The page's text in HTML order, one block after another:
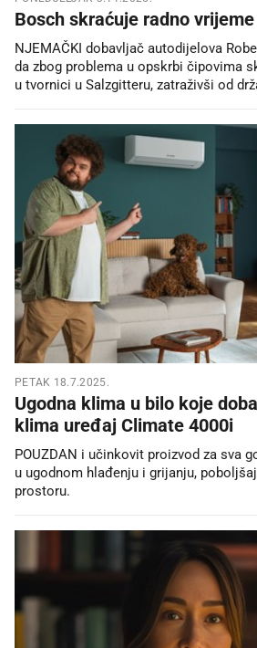
Bosch skraćuje radno
NJEMAČKI dobavljač autodijelova
da zbog problema u opskrbi čipovima
u tvornici u Salzgitteru, zatraživši od
PETAK 18.7.2025.
Ugodna klima u bilo koje
klima uređaj Climate 4000i
POUZDAN i učinkovit proizvod za sva
u ugodnom hlađenju i grijanju,
prostoru.